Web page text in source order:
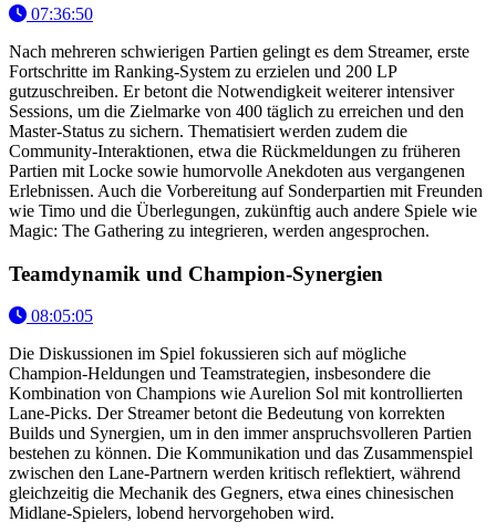
07:36:50
Nach mehreren schwierigen Partien gelingt es dem Streamer, erste
Fortschritte im Ranking-System zu erzielen und 200 LP
gutzuschreiben. Er betont die Notwendigkeit weiterer intensiver
Sessions, um die Zielmarke von 400 täglich zu erreichen und den
Master-Status zu sichern. Thematisiert werden zudem die
Community-Interaktionen, etwa die Rückmeldungen zu früheren
Partien mit Locke sowie humorvolle Anekdoten aus vergangenen
Erlebnissen. Auch die Vorbereitung auf Sonderpartien mit Freunden
wie Timo und die Überlegungen, zukünftig auch andere Spiele wie
Magic: The Gathering zu integrieren, werden angesprochen.
Teamdynamik und Champion-Synergien
08:05:05
Die Diskussionen im Spiel fokussieren sich auf mögliche
Champion-Heldungen und Teamstrategien, insbesondere die
Kombination von Champions wie Aurelion Sol mit kontrollierten
Lane-Picks. Der Streamer betont die Bedeutung von korrekten
Builds und Synergien, um in den immer anspruchsvolleren Partien
bestehen zu können. Die Kommunikation und das Zusammenspiel
zwischen den Lane-Partnern werden kritisch reflektiert, während
gleichzeitig die Mechanik des Gegners, etwa eines chinesischen
Midlane-Spielers, lobend hervorgehoben wird.